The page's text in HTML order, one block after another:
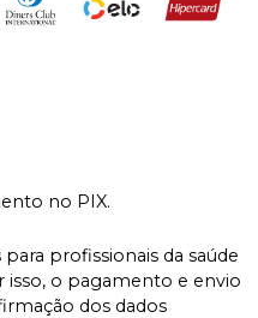
no PIX.
para profissionais da saúde
isso, o pagamento e envio
dos dados